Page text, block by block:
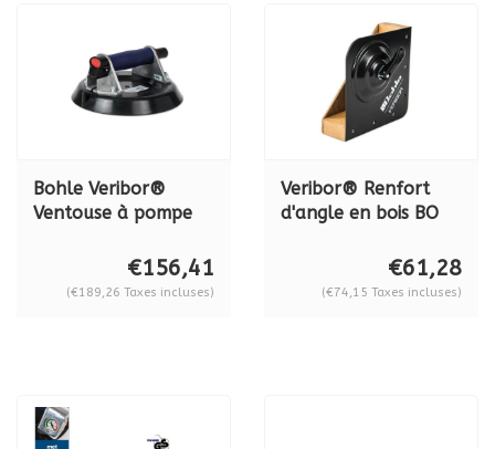
Bohle Veribor®
Ventouse à pompe
601.2, 80 kg.€156,41
(€189,26 Taxes incluses)
Veribor® Renfort
d'angle en bois BO
€61,28
(€74,15 Taxes incluses)